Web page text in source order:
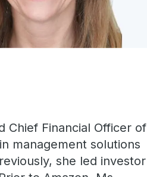
Chief Financial Officer of
management solutions
she led investor